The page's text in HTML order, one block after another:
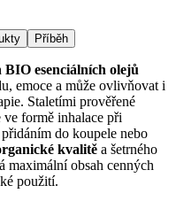
Příběh
esenciálních olejů
emoce a může ovlivňovat i
Staletími prověřené
formě inhalace při
do koupele nebo
kvalitě a šetrného
maximální obsah cenných
použití.